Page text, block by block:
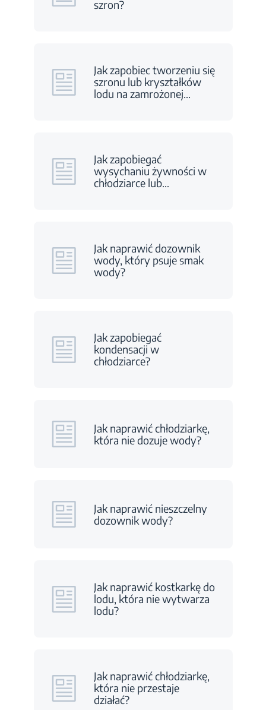
szron?
Jak zapobiec tworzeniu się
szronu lub kryształków
lodu na zamrożonej…
Jak zapobiegać
wysychaniu żywności w
chłodziarce lub…
Jak naprawić dozownik
wody, który psuje smak
wody?
Jak zapobiegać
kondensacji w
chłodziarce?
Jak naprawić chłodziarkę,
która nie dozuje wody?
Jak naprawić nieszczelny
dozownik wody?
Jak naprawić kostkarkę do
lodu, która nie wytwarza
lodu?
Jak naprawić chłodziarkę,
która nie przestaje
działać?